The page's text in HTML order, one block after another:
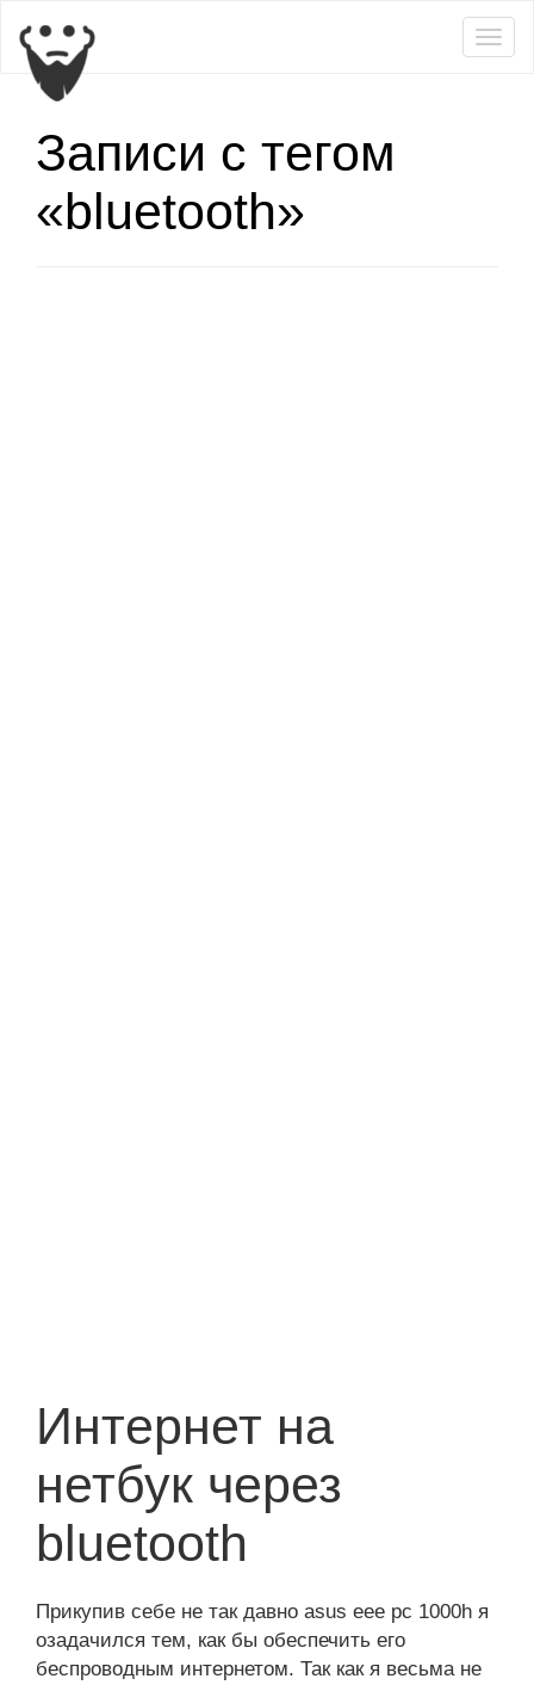
Записи с тегом
«bluetooth»
Интернет на
нетбук через
bluetooth
Прикупив себе не так давно asus eee pc 1000h я
озадачился тем, как бы обеспечить его
беспроводным интернетом. Так как я весьма не